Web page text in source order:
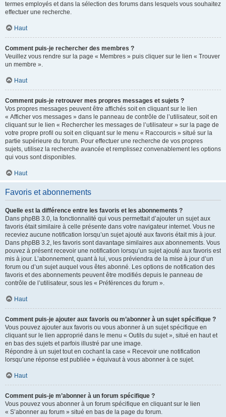
termes employés et dans la sélection des forums dans lesquels vous souhaitez
effectuer une recherche.
Haut
Comment puis-je rechercher des membres ?
Veuillez vous rendre sur la page « Membres » puis cliquer sur le lien « Trouver
un membre ».
Haut
Comment puis-je retrouver mes propres messages et sujets ?
Vos propres messages peuvent être affichés soit en cliquant sur le lien
« Afficher vos messages » dans le panneau de contrôle de l’utilisateur, soit en
cliquant sur le lien « Rechercher les messages de l’utilisateur » sur la page de
votre propre profil ou soit en cliquant sur le menu « Raccourcis » situé sur la
partie supérieure du forum. Pour effectuer une recherche de vos propres
sujets, utilisez la recherche avancée et remplissez convenablement les options
qui vous sont disponibles.
Haut
Favoris et abonnements
Quelle est la différence entre les favoris et les abonnements ?
Dans phpBB 3.0, la fonctionnalité qui vous permettait d’ajouter un sujet aux
favoris était similaire à celle présente dans votre navigateur internet. Vous ne
receviez aucune notification lorsqu’un sujet ajouté aux favoris était mis à jour.
Dans phpBB 3.2, les favoris sont davantage similaires aux abonnements. Vous
pouvez à présent recevoir une notification lorsqu’un sujet ajouté aux favoris est
mis à jour. L’abonnement, quant à lui, vous préviendra de la mise à jour d’un
forum ou d’un sujet auquel vous êtes abonné. Les options de notification des
favoris et des abonnements peuvent être modifiés depuis le panneau de
contrôle de l’utilisateur, sous les « Préférences du forum ».
Haut
Comment puis-je ajouter aux favoris ou m’abonner à un sujet spécifique ?
Vous pouvez ajouter aux favoris ou vous abonner à un sujet spécifique en
cliquant sur le lien approprié dans le menu « Outils du sujet », situé en haut et
en bas des sujets et parfois illustré par une image.
Répondre à un sujet tout en cochant la case « Recevoir une notification
lorsqu’une réponse est publiée » équivaut à vous abonner à ce sujet.
Haut
Comment puis-je m’abonner à un forum spécifique ?
Vous pouvez vous abonner à un forum spécifique en cliquant sur le lien
« S’abonner au forum » situé en bas de la page du forum.